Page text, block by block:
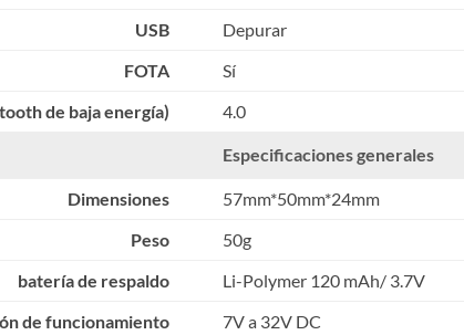
USB
Depurar
FOTA
Sí
de baja energía)
4.0
Especificaciones generales
Dimensiones
57mm*50mm*24mm
Peso
50g
batería de respaldo
Li-Polymer 120 mAh/ 3.7V
de funcionamiento
7V a 32V DC